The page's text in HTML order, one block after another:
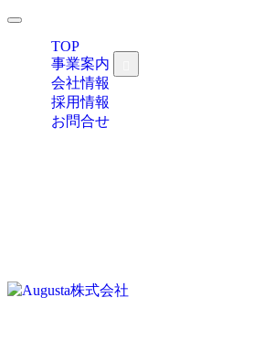
TOP
事業案内
会社情報
採用情報
お問合せ